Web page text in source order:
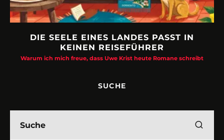
DIE SEELE EINES LANDES PASST IN
KEINEN REISEFÜHRER
Warum ich mich freue, dass Uwe Krist heute Romane schreibt
SUCHE